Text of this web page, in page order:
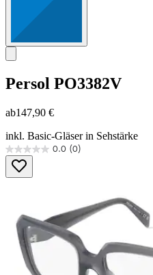
Persol PO3382V
ab147,90 €
inkl. Basic-Gläser in Sehstärke
0.0 (0)
0.0
von
5